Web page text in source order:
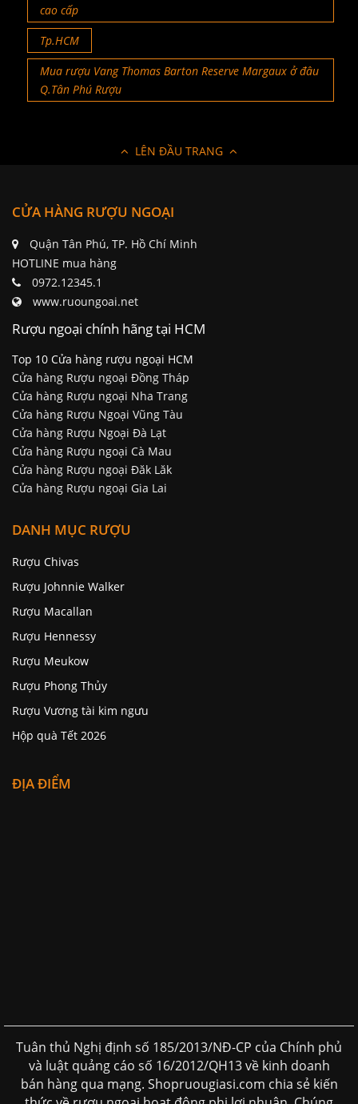
cao cấp
Tp.HCM
Mua rượu Vang Thomas Barton Reserve Margaux ở đâu
Q.Tân Phú Rượu
LÊN ĐẦU TRANG
CỬA HÀNG RƯỢU NGOẠI
Quận Tân Phú, TP. Hồ Chí Minh
HOTLINE mua hàng
0972.12345.1
www.ruoungoai.net
Rượu ngoại chính hãng tại HCM
Top 10 Cửa hàng rượu ngoại HCM
Cửa hàng Rượu ngoại Đồng Tháp
Cửa hàng Rượu ngoại Nha Trang
Cửa hàng Rượu Ngoại Vũng Tàu
Cửa hàng Rượu Ngoại Đà Lạt
Cửa hàng Rượu ngoại Cà Mau
Cửa hàng Rượu ngoại Đăk Lăk
Cửa hàng Rượu ngoại Gia Lai
DANH MỤC RƯỢU
Rượu Chivas
Rượu Johnnie Walker
Rượu Macallan
Rượu Hennessy
Rượu Meukow
Rượu Phong Thủy
Rượu Vương tài kim ngưu
Hộp quà Tết 2026
ĐỊA ĐIỂM
Tuân thủ Nghị định số 185/2013/NĐ-CP của Chính phủ
và luật quảng cáo số 16/2012/QH13 về kinh doanh
bán hàng qua mạng. Shopruougiasi.com chia sẻ kiến